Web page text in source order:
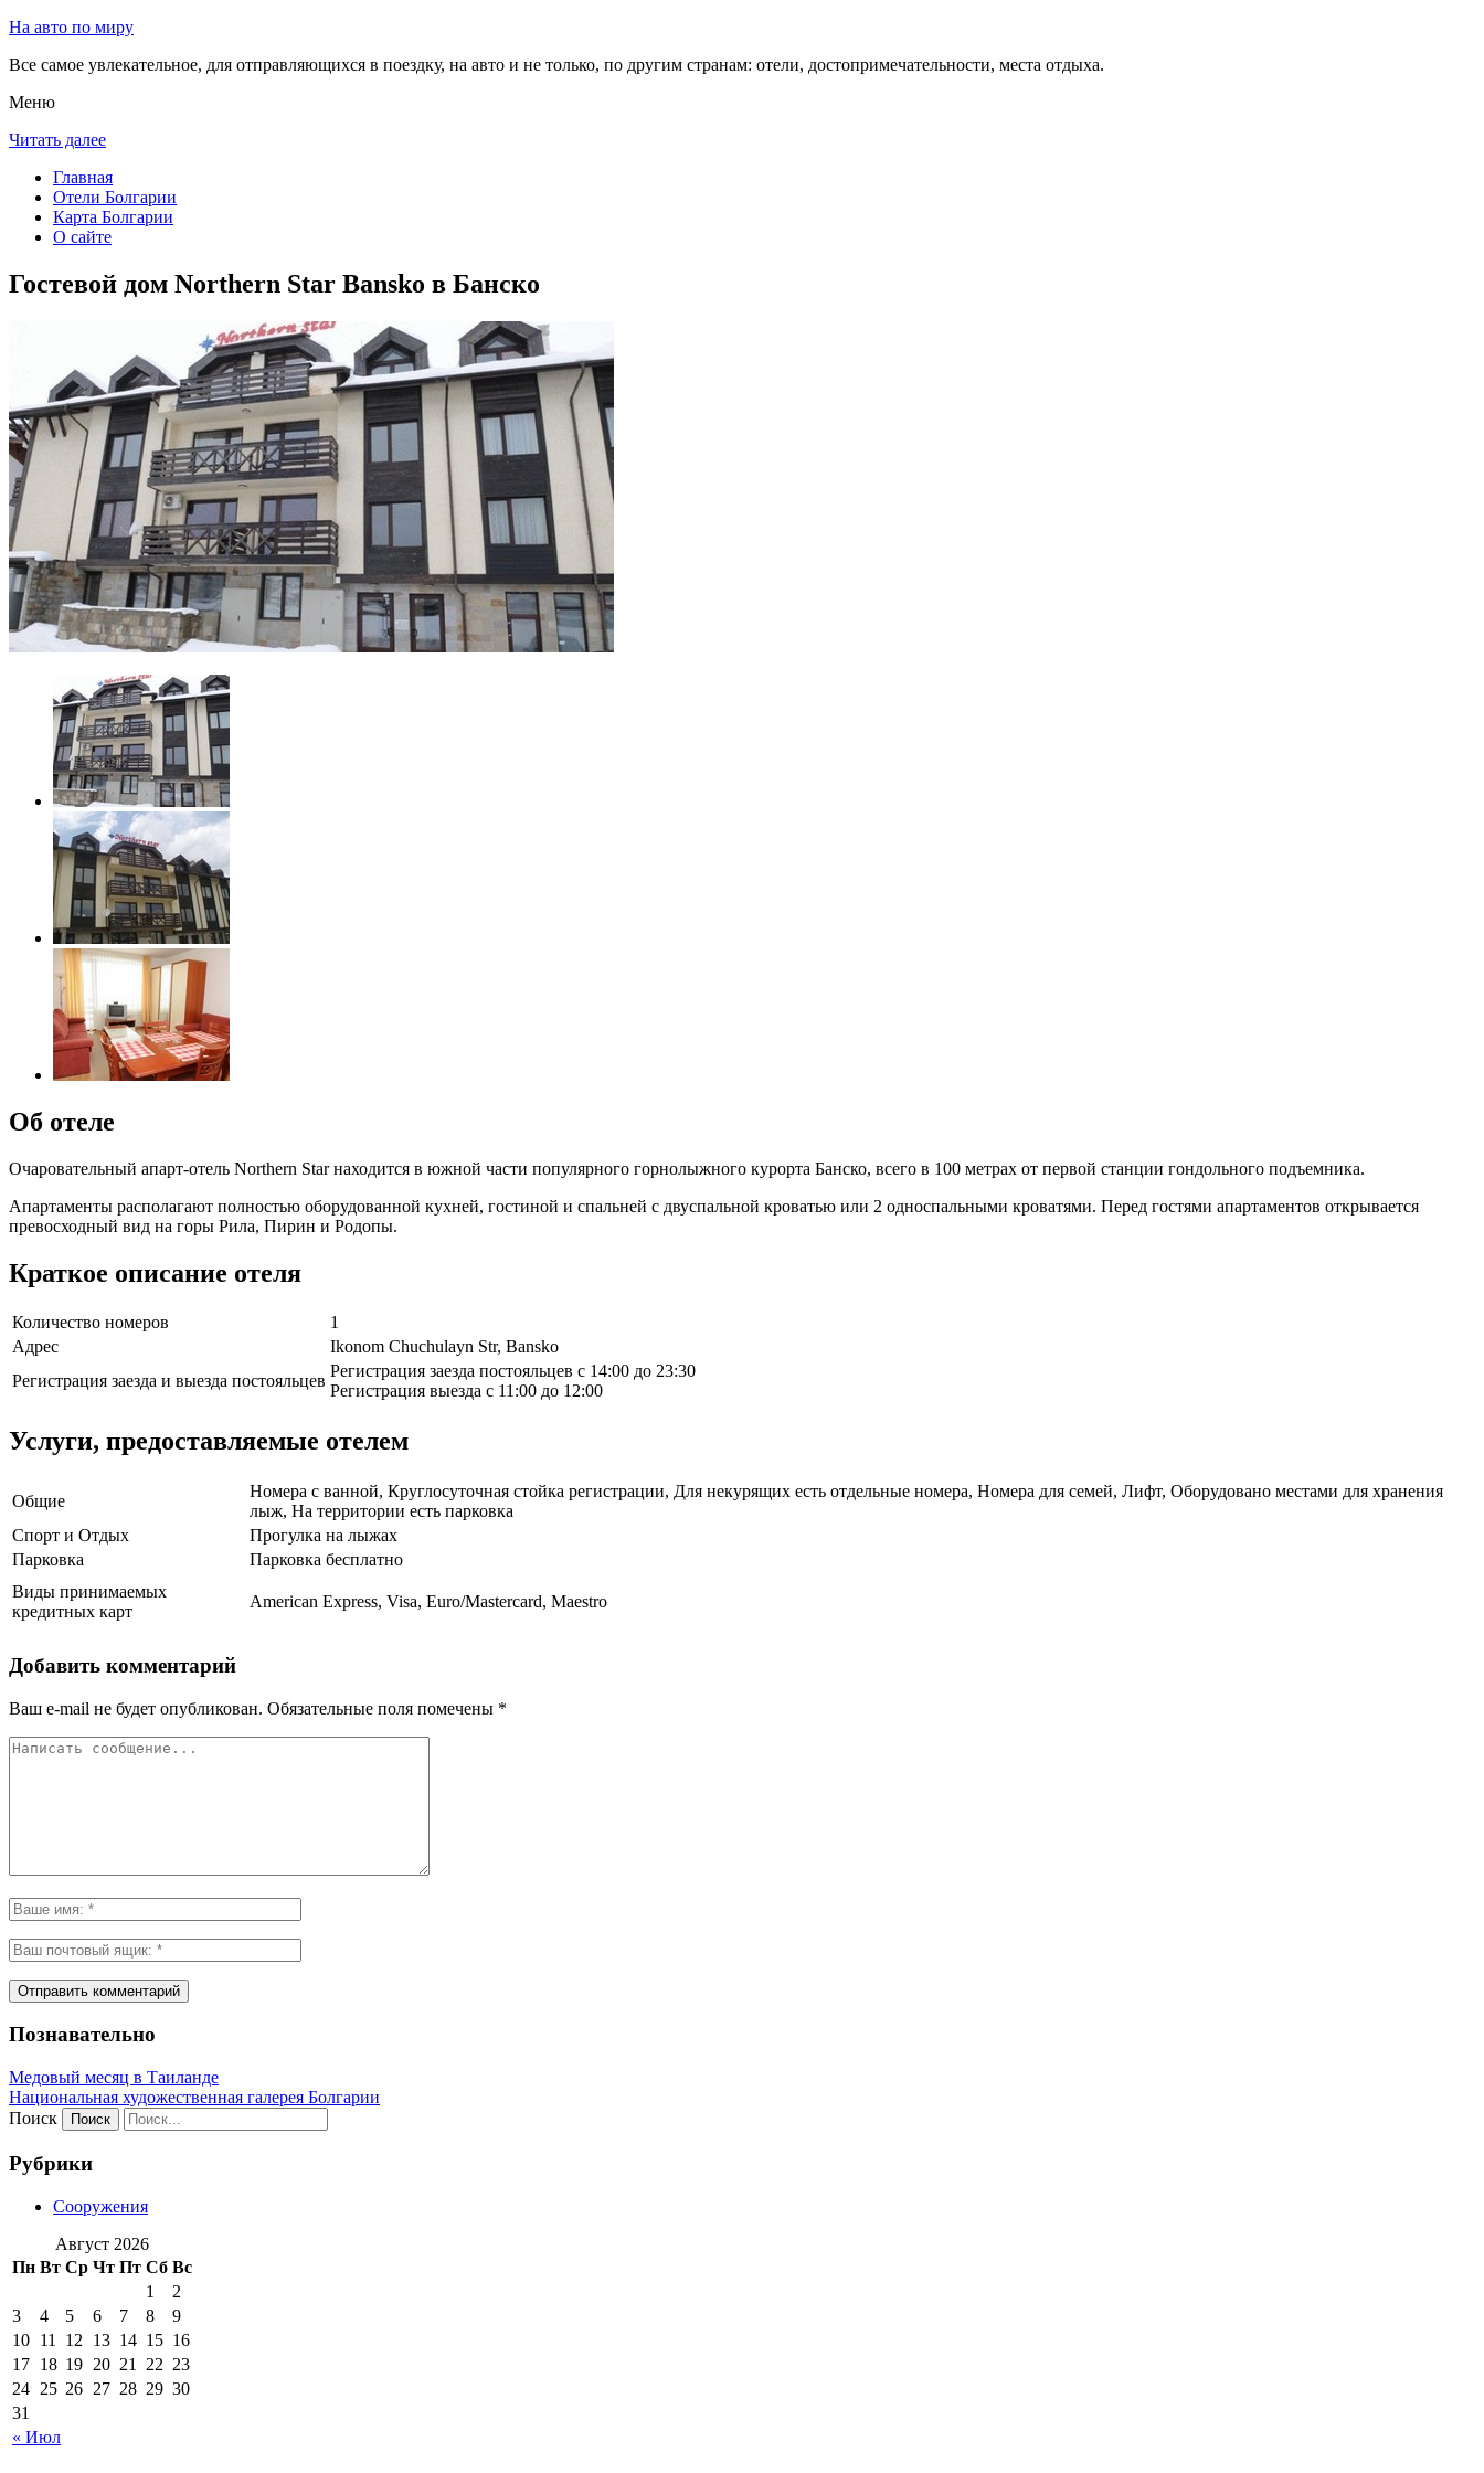
На авто по миру
Все самое увлекательное, для отправляющихся в поездку, на авто и не только, по другим странам: отели, достопримечательности, места отдыха.
Меню
Читать далее
Главная
Отели Болгарии
Карта Болгарии
О сайте
Гостевой дом Northern Star Bansko в Банско
Об отеле
Очаровательный апарт-отель Northern Star находится в южной части популярного горнолыжного курорта Банско, всего в 100 метрах от первой станции гондольного подъемника.
Апартаменты располагают полностью оборудованной кухней, гостиной и спальней с двуспальной кроватью или 2 односпальными кроватями. Перед гостями апартаментов открывается
превосходный вид на горы Рила, Пирин и Родопы.
Краткое описание отеля
Количество номеров
1
Адрес
Ikonom Chuchulayn Str, Bansko
Регистрация заезда и выезда постояльцев
Регистрация заезда постояльцев с 14:00 до 23:30
Регистрация выезда с 11:00 до 12:00
Услуги, предоставляемые отелем
Общие
Номера с ванной, Круглосуточная стойка регистрации, Для некурящих есть отдельные номера, Номера для семей, Лифт, Оборудовано местами для хранения
лыж, На территории есть парковка
Спорт и Отдых
Прогулка на лыжах
Парковка
Парковка бесплатно
Виды принимаемых
кредитных карт
American Express, Visa, Euro/Mastercard, Maestro
Добавить комментарий
Ваш e-mail не будет опубликован. Обязательные поля помечены *
Познавательно
Медовый месяц в Таиланде
Национальная художественная галерея Болгарии
Поиск
Рубрики
Сооружения
Август 2026
Пн Вт Ср Чт Пт Сб Вс
« Июл
1
2
3
4 5 6 7 8
9
10 11 12 13 14 15 16
17 18 19 20 21 22 23
24 25 26 27 28 29 30
31